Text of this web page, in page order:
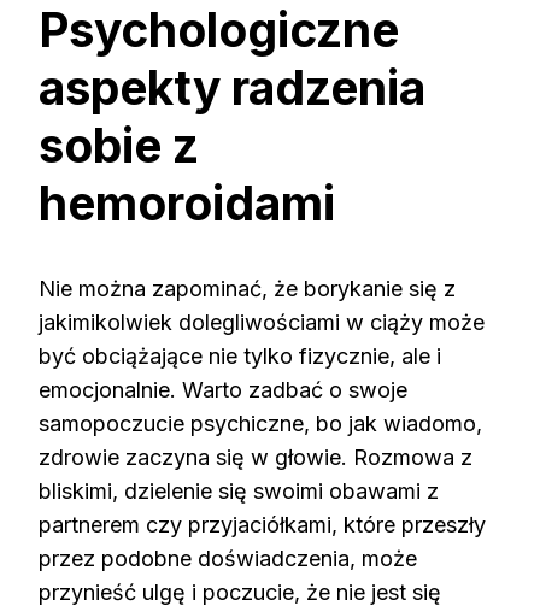
Psychologiczne
aspekty radzenia
sobie z
hemoroidami
Nie można zapominać, że borykanie się z
jakimikolwiek dolegliwościami w ciąży może
być obciążające nie tylko fizycznie, ale i
emocjonalnie. Warto zadbać o swoje
samopoczucie psychiczne, bo jak wiadomo,
zdrowie zaczyna się w głowie. Rozmowa z
bliskimi, dzielenie się swoimi obawami z
partnerem czy przyjaciółkami, które przeszły
przez podobne doświadczenia, może
przynieść ulgę i poczucie, że nie jest się